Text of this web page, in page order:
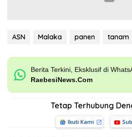
ASN Malaka panen tanam
Berita Terkini, Eksklusif di
RaebesiNews.Com
Tetap Terhubung
Ikuti Kami